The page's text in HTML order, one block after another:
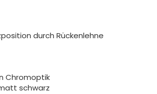
durch Rückenlehne
Chromoptik
schwarz